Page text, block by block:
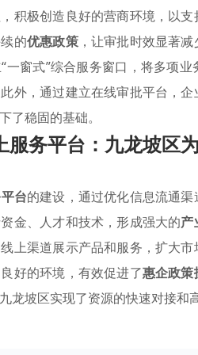
积极创造良好的营商环境，以
的优惠政策，让审批时效显著
一窗式”综合服务窗口，将多项
外，通过建立在线审批平台，
了稳固的基础。
服务平台：九龙坡区
台的建设，通过优化信息流通
金、人才和技术，形成强大的产
上渠道展示产品和服务，扩大
好的环境，有效促进了惠企政策
龙坡区实现了资源的快速对接和